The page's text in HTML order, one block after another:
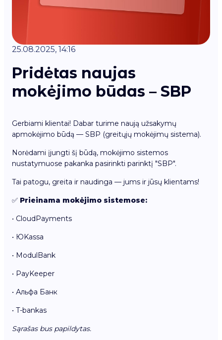
25.08.2025, 14:16
Pridėtas naujas
mokėjimo būdas – SBP
Gerbiami klientai! Dabar turime naują užsakymų
apmokėjimo būdą — SBP (greitųjų mokėjimų sistema).
Norėdami įjungti šį būdą, mokėjimo sistemos
nustatymuose pakanka pasirinkti parinktį "SBP".
Tai patogu, greita ir naudinga — jums ir jūsų klientams!
✅ Prieinama mokėjimo sistemose:
• CloudPayments
• ЮKassa
• ModulBank
• PayKeeper
• Альфа Банк
• T-bankas
Sąrašas bus papildytas.